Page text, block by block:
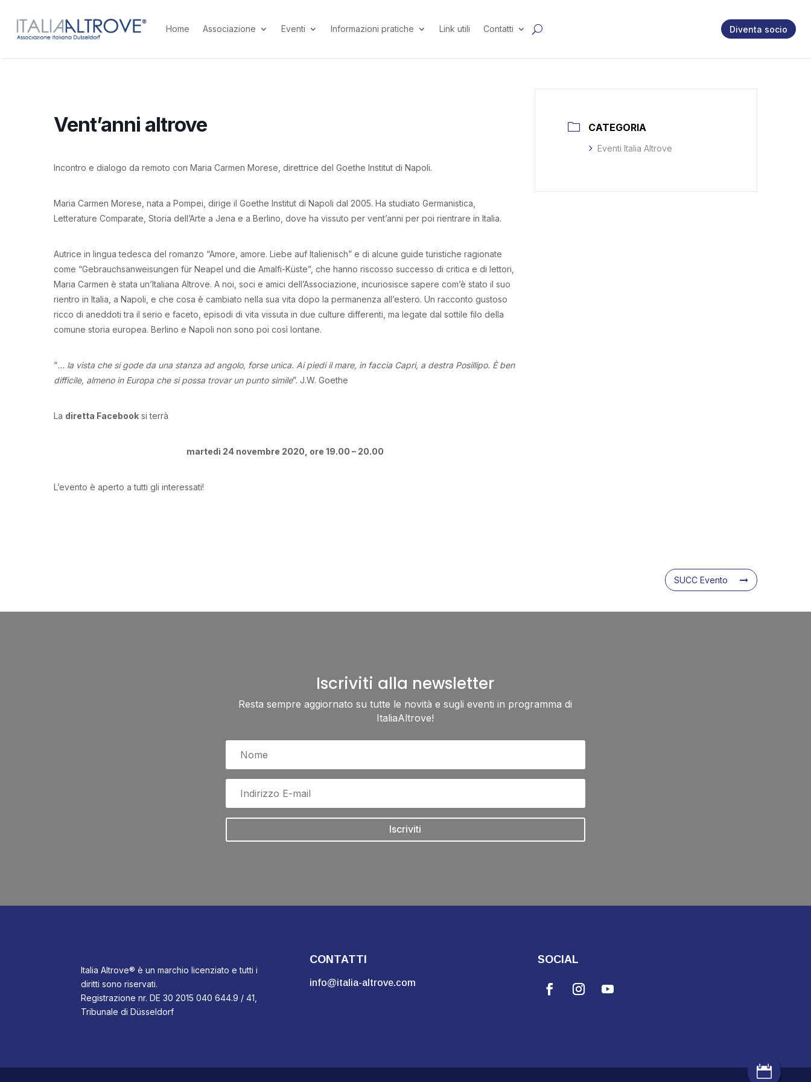
Home Associazione Eventi Informazioni pratiche Link utili Contatti Diventa socio

Vent’anni altrove
Incontro e dialogo da remoto con Maria Carmen Morese, direttrice del Goethe Institut di Napoli.
Maria Carmen Morese, nata a Pompei, dirige il Goethe Institut di Napoli dal 2005. Ha studiato Germanistica,
Letterature Comparate, Storia dell’Arte a Jena e a Berlino, dove ha vissuto per vent’anni per poi rientrare in Italia.
Autrice in lingua tedesca del romanzo “Amore, amore. Liebe auf Italienisch” e di alcune guide turistiche ragionate
come “Gebrauchsanweisungen für Neapel und die Amalfi-Küste”, che hanno riscosso successo di critica e di lettori,
Maria Carmen è stata un’Italiana Altrove. A noi, soci e amici dell’Associazione, incuriosisce sapere com’è stato il suo
rientro in Italia, a Napoli, e che cosa è cambiato nella sua vita dopo la permanenza all’estero. Un racconto gustoso
ricco di aneddoti tra il serio e faceto, episodi di vita vissuta in due culture differenti, ma legate dal sottile filo della
comune storia europea. Berlino e Napoli non sono poi così lontane.
“… la vista che si gode da una stanza ad angolo, forse unica. Ai piedi il mare, in faccia Capri, a destra Posillipo. È ben
difficile, almeno in Europa che si possa trovar un punto simile”. J.W. Goethe
La diretta Facebook si terrà
martedì 24 novembre 2020, ore 19.00 – 20.00
L’evento è aperto a tutti gli interessati!
CATEGORIA
Eventi Italia Altrove
SUCC Evento
Iscriviti alla newsletter
Resta sempre aggiornato su tutte le novità e sugli eventi in programma di
ItaliaAltrove!
Iscriviti
Italia Altrove® è un marchio licenziato e tutti i
diritti sono riservati.
Registrazione nr. DE 30 2015 040 644.9 / 41,
Tribunale di Düsseldorf
CONTATTI
info@italia-altrove.com
SOCIAL